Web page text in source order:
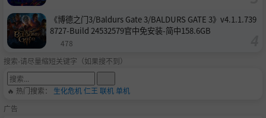
《博德之门3/Baldurs Gate 3/BALDURS GATE 3》v4.1.1.739
8727-Build 24532579官中免安装-简中158.6GB
478
搜索-请尽量缩短关键字（如果搜不到）
🔥 热门搜索： 生化危机仁王 联机单机
广告